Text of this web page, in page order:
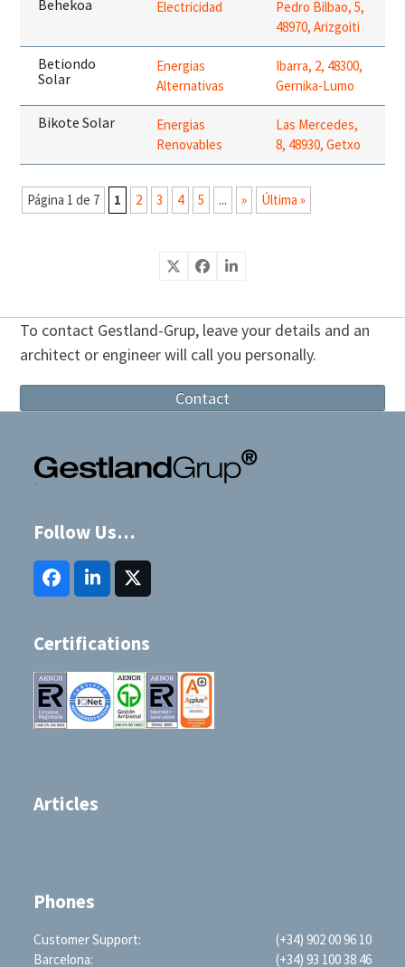
Behekoa Electricidad
Pedro Bilbao, 5,
48970, Arizgoiti
Betiondo
Solar
Energias
Alternativas
Ibarra, 2, 48300,
Gernika-Lumo
Bikote Solar
Energias
Renovables
Las Mercedes,
8, 48930, Getxo
Página 1 de 7 1 2 3 4 5 ... » Última »
To contact Gestland-Grup, leave your details and an
architect or engineer will call you personally.
Contact
Follow Us…
FacebookLinkedInTwitter
(deprecated)
Certifications
Articles
Phones
Customer Support:
(+34) 902 00 96 10
Barcelona:
(+34) 93 100 38 46